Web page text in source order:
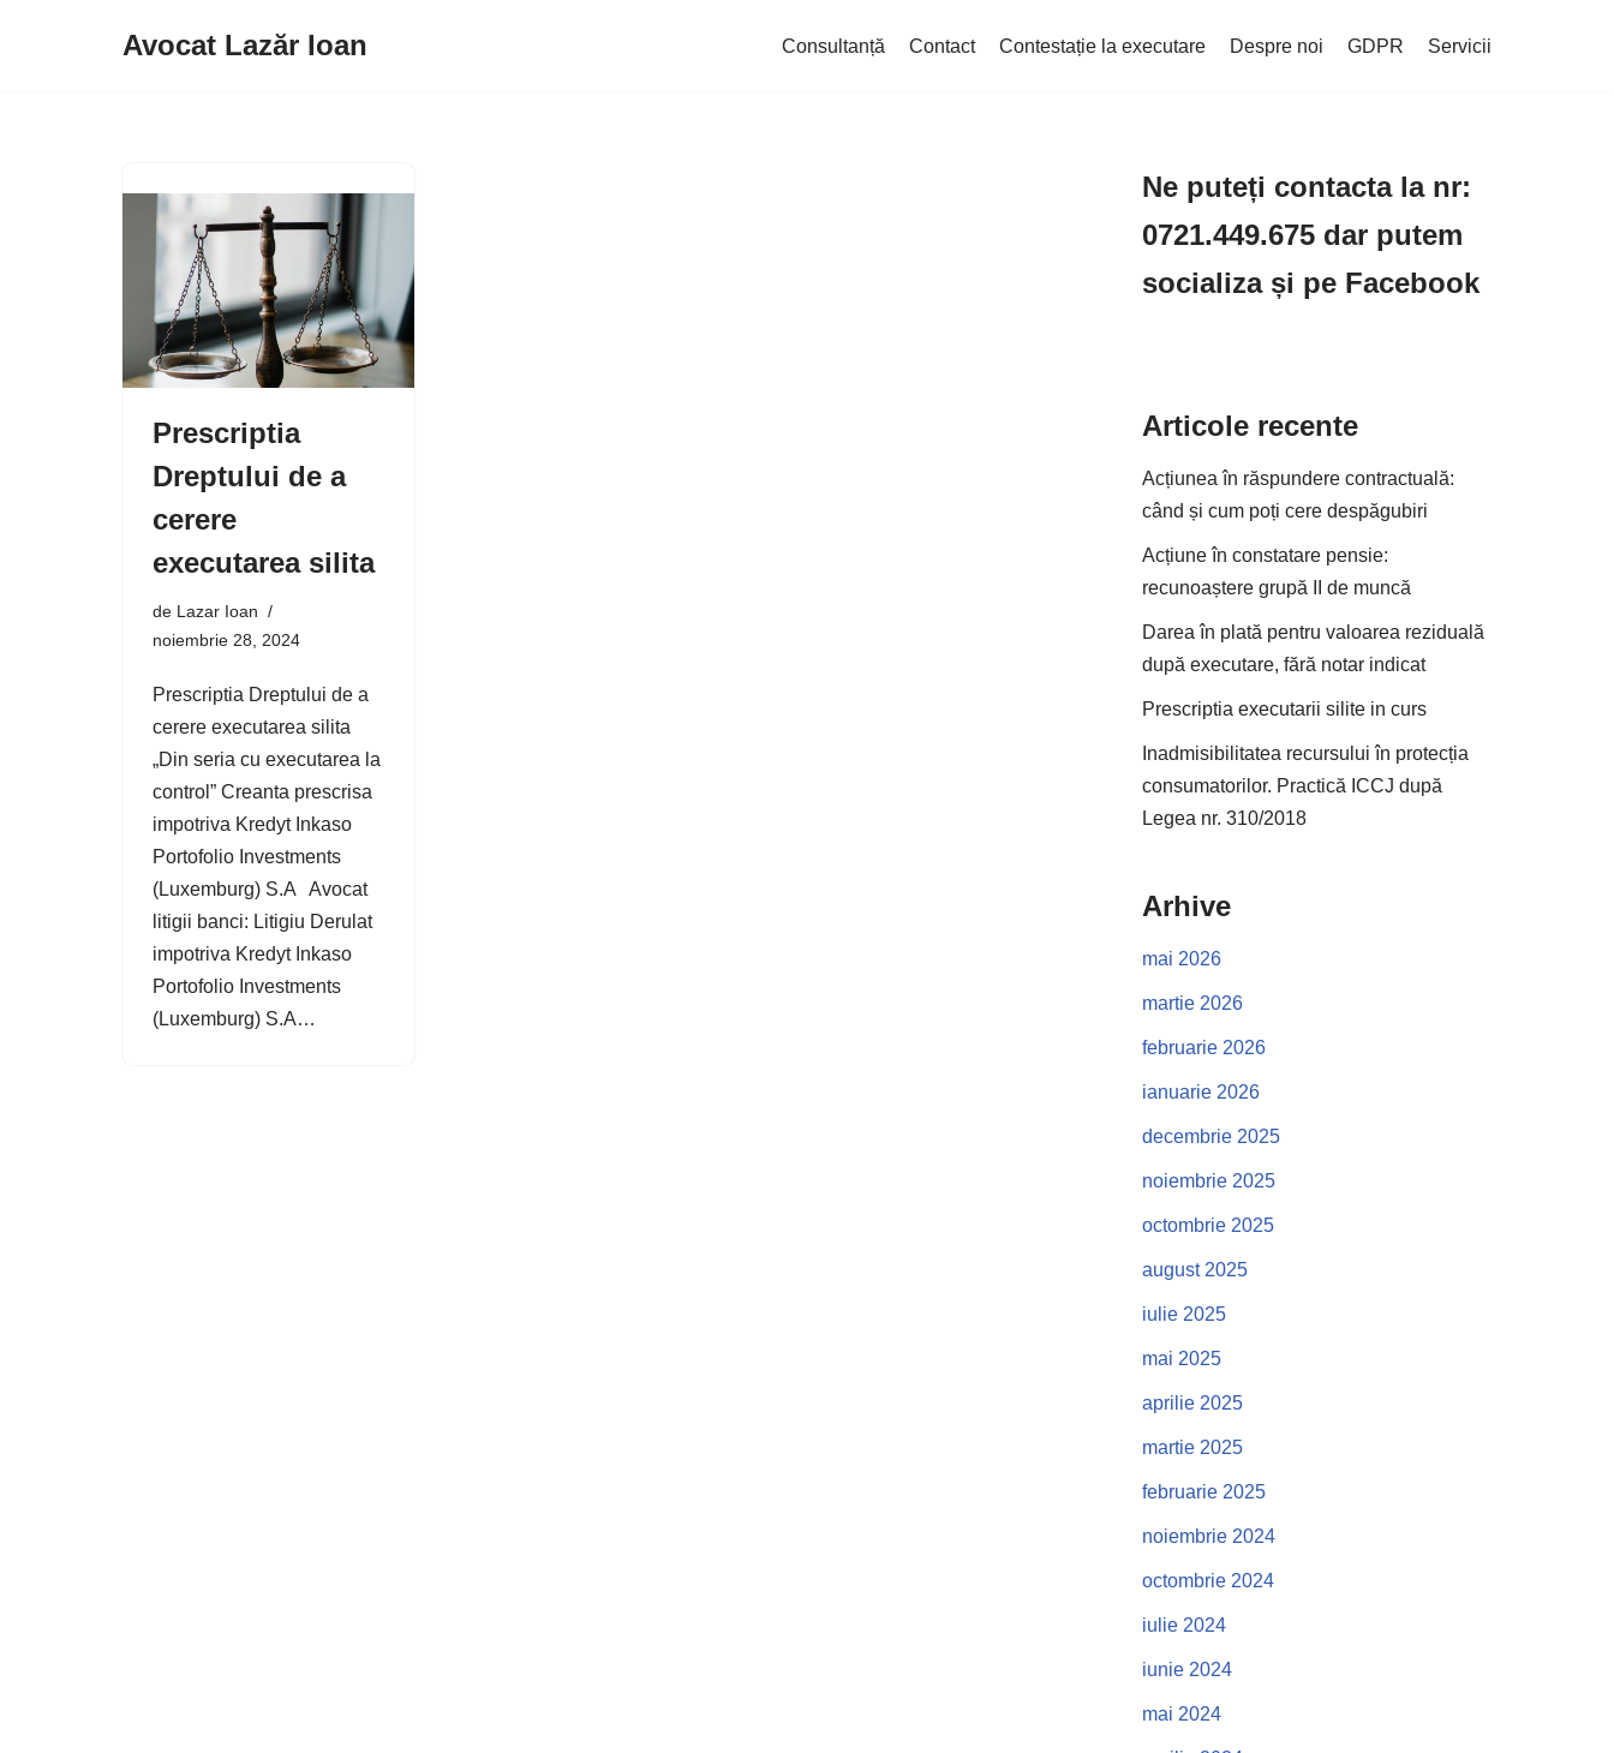
Avocat Lazăr Ioan Consultanță Contact Contestație la executare Despre noi GDPR Servicii
Prescriptia
Dreptului de a
cerere
executarea silita
de Lazar Ioan
noiembrie 28, 2024
Prescriptia Dreptului de a
cerere executarea silita
„Din seria cu executarea la
control” Creanta prescrisa
impotriva Kredyt Inkaso
Portofolio Investments
(Luxemburg) S.A Avocat
litigii banci: Litigiu Derulat
impotriva Kredyt Inkaso
Portofolio Investments
(Luxemburg) S.A…
Ne puteți contacta la nr:
0721.449.675 dar putem
socializa și pe Facebook
Articole recente
Acțiunea în răspundere contractuală:
când și cum poți cere despăgubiri
Acțiune în constatare pensie:
recunoaștere grupă II de muncă
Darea în plată pentru valoarea reziduală
după executare, fără notar indicat
Prescriptia executarii silite in curs
Inadmisibilitatea recursului în protecția
consumatorilor. Practică ICCJ după
Legea nr. 310/2018
Arhive
mai 2026
martie 2026
februarie 2026
ianuarie 2026
decembrie 2025
noiembrie 2025
octombrie 2025
august 2025
iulie 2025
mai 2025
aprilie 2025
martie 2025
februarie 2025
noiembrie 2024
octombrie 2024
iulie 2024
iunie 2024
mai 2024